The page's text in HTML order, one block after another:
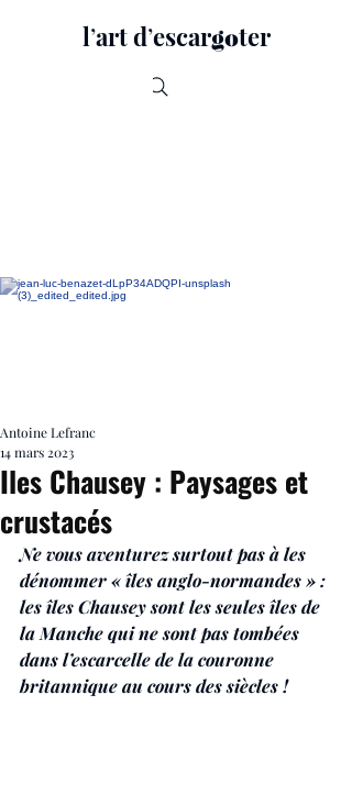
lʼart dʼescargoter
Iles Chausey : Paysages et
crustacés
Antoine Lefranc
14 mars 2023
Ne vous aventurez surtout pas à les
dénommer « îles anglo-normandes » :
les îles Chausey sont les seules îles de
la Manche qui ne sont pas tombées
dans l’escarcelle de la couronne
britannique au cours des siècles !